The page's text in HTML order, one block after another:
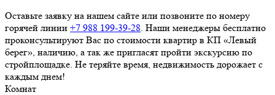
Оставьте заявку на нашем сайте или позвоните по номеру
горячей линии +7 988 199‑39‑28. Наши менеджеры бесплатно
проконсультируют Вас по стоимости квартир в КП «Левый
берег», наличию, а так же пригласят пройти экскурсию по
стройплощадке. Не теряйте время, недвижимость дорожает с
каждым днем!
Комнат